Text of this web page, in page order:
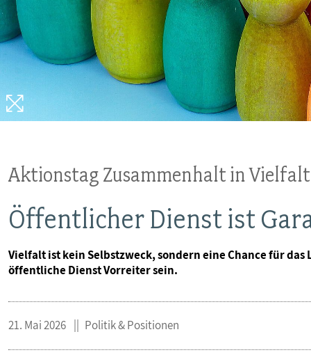
POLITIK & POSITIONEN
MITBESTIMMUNG
MITGLIEDSCHAFT & SERVICE
Aktionstag Zusammenhalt in Vielfalt
Öffentlicher Dienst ist
Vielfalt ist kein Selbstzweck, sondern eine Chance für
öffentliche Dienst Vorreiter sein.
21. Mai 2026 Politik & Positionen